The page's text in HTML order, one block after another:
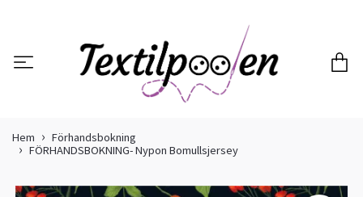
Hem
Förhandsbokning
FÖRHANDSBOKNING- Nypon Bomullsjersey